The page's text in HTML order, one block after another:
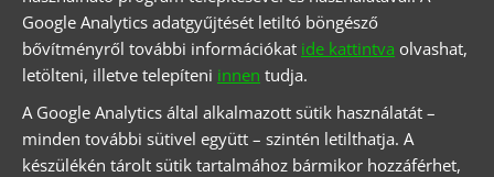
Google Analytics adatgyűjtését letiltó böngésző
bővítményről további információkat ide kattintva olvashat,
letölteni, illetve telepíteni innen tudja.
A Google Analytics által alkalmazott sütik használatát –
minden további sütivel együtt – szintén letilthatja. A
készülékén tárolt sütik tartalmához bármikor hozzáférhet,